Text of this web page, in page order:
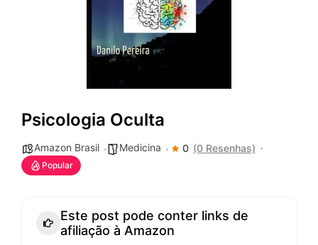
Psicologia Oculta
Amazon Brasil Medicina 0 (0 Resenhas)
Popular
Este post pode conter links de
afiliação à Amazon